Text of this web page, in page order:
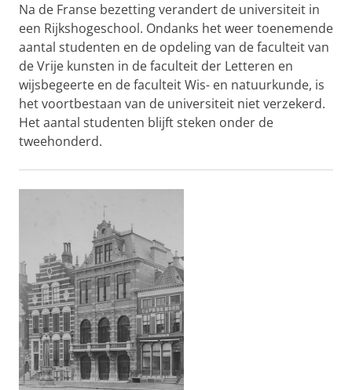
Na de Franse bezetting verandert de universiteit in
een Rijkshogeschool. Ondanks het weer toenemende
aantal studenten en de opdeling van de faculteit van
de Vrije kunsten in de faculteit der Letteren en
wijsbegeerte en de faculteit Wis- en natuurkunde, is
het voortbestaan van de universiteit niet verzekerd.
Het aantal studenten blijft steken onder de
tweehonderd.